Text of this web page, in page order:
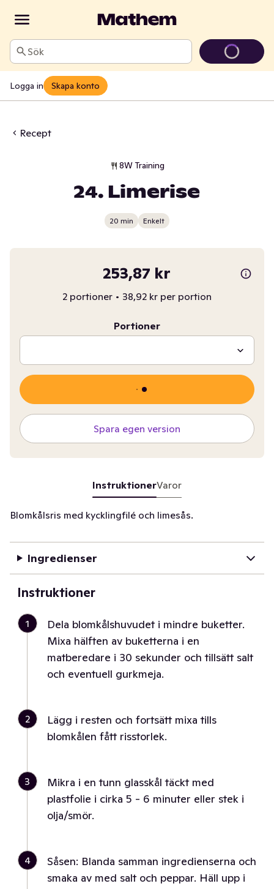
Sök
Logga in Skapa konto
Recept
8W Training
24. Limerise
20 min Enkelt
253,87 kr
2 portioner • 38,92 kr per portion
Portioner
Spara egen version
InstruktionerVaror
Blomkålsris med kycklingfilé och limesås.
Ingredienser
Instruktioner
1
Dela blomkålshuvudet i mindre buketter.
Mixa hälften av buketterna i en
matberedare i 30 sekunder och tillsätt salt
och eventuell gurkmeja.
2
Lägg i resten och fortsätt mixa tills
blomkålen fått risstorlek.
3
Mikra i en tunn glasskål täckt med
plastfolie i cirka 5 - 6 minuter eller stek i
olja/smör.
4
Såsen: Blanda samman ingredienserna och
smaka av med salt och peppar. Häll upp i